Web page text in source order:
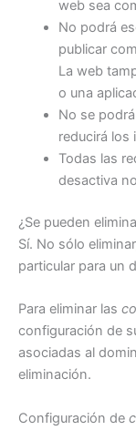
web sea
No podrá
publicar
La web
o una
No se
reducirá los
Todas las
desactiva
¿Se pueden
Sí. No sólo
particular para un
Para eliminar las
configuración de
asociadas al
eliminación.
Configuración de